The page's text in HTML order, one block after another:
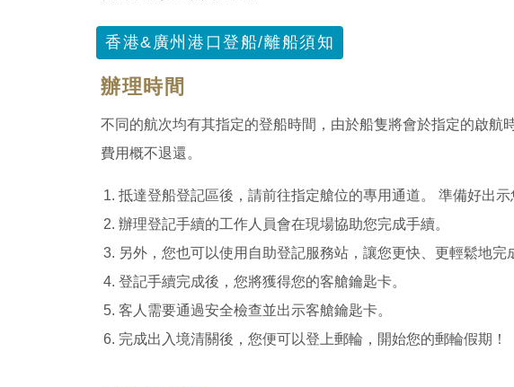
香港&廣州港口登船/離船須知
辦理時間
不同的航次均有其指定的登船時間，由於船隻將會於指定的啟
費用概不退還。
抵達登船登記區後，請前往指定艙位的專用通道。 準備好出示
辦理登記手續的工作人員會在現場協助您完成手續。
另外，您也可以使用自助登記服務站，讓您更快、更輕鬆地完
登記手續完成後，您將獲得您的客艙鑰匙卡。
客人需要通過安全檢查並出示客艙鑰匙卡。
完成出入境清關後，您便可以登上郵輪，開始您的郵輪假期！